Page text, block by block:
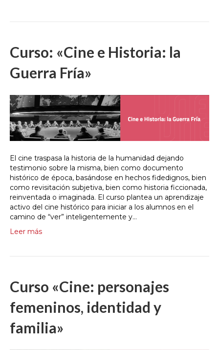
Curso: «Cine e Historia: la
Guerra Fría»
El cine traspasa la historia de la humanidad dejando
testimonio sobre la misma, bien como documento
histórico de época, basándose en hechos fidedignos, bien
como revisitación subjetiva, bien como historia ficcionada,
reinventada o imaginada. El curso plantea un aprendizaje
activo del cine histórico para iniciar a los alumnos en el
camino de “ver” inteligentemente y…
Leer más
Curso «Cine: personajes
femeninos, identidad y
familia»